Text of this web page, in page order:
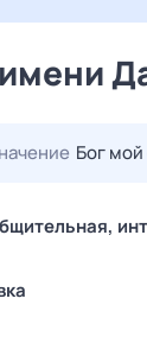
Бог мой